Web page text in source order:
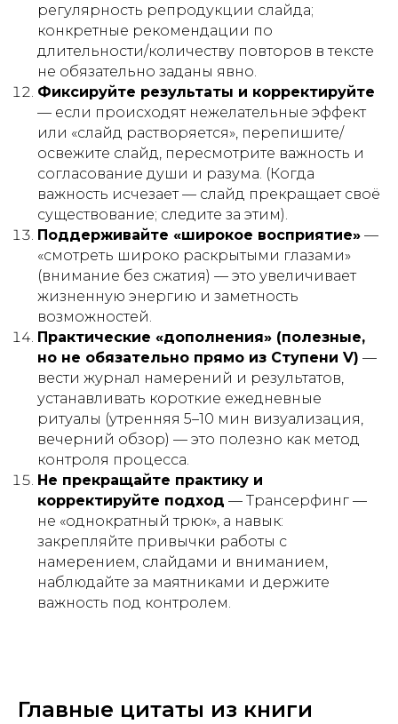
регулярность репродукции слайда;
конкретные рекомендации по
длительности/количеству повторов в тексте
не обязательно заданы явно.
Фиксируйте результаты и корректируйте
— если происходят нежелательные эффект
или «слайд растворяется», перепишите/
освежите слайд, пересмотрите важность и
согласование души и разума. (Когда
важность исчезает — слайд прекращает своё
существование; следите за этим).
Поддерживайте «широкое восприятие» —
«смотреть широко раскрытыми глазами»
(внимание без сжатия) — это увеличивает
жизненную энергию и заметность
возможностей.
Практические «дополнения» (полезные,
но не обязательно прямо из Ступени V) —
вести журнал намерений и результатов,
устанавливать короткие ежедневные
ритуалы (утренняя 5–10 мин визуализация,
вечерний обзор) — это полезно как метод
контроля процесса.
Не прекращайте практику и
корректируйте подход — Трансерфинг —
не «однократный трюк», а навык:
закрепляйте привычки работы с
намерением, слайдами и вниманием,
наблюдайте за маятниками и держите
важность под контролем.
Главные цитаты из книги